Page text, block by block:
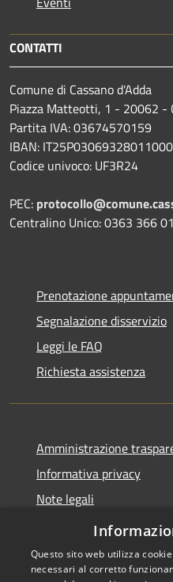
CONTATTI
Comune di Cassano d'Adda
Piazza Matteotti, 1 - 20062 -
Partita IVA: 03674570159
IBAN:
Codice univoco: UF3R24
PEC:
Centralino Unico: 0363 366
Prenotazione
Segnalazione disservizio
Leggi le FAQ
Richiesta assistenza
Amministrazione
Informativa privacy
Note legali
Dichiarazione di
Questo sito web utilizza
necessari al corretto